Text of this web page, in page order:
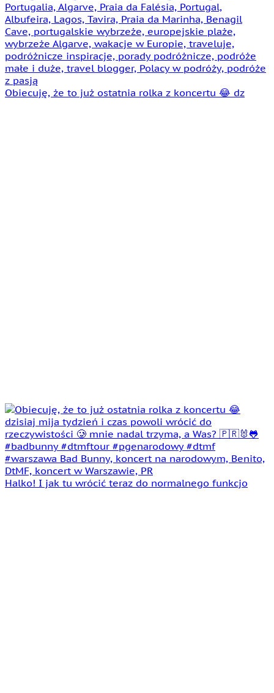
Obiecuję, że to już ostatnia rolka z koncertu 😂 dz
Halko! I jak tu wrócić teraz do normalnego funkcjo